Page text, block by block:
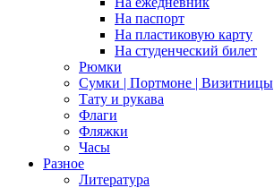
На паспорт
На пластиковую карту
На студенческий билет
Рюмки
Сумки | Портмоне | Визитницы
Тату и рукава
Флаги
Фляжки
Часы
Разное
Литература